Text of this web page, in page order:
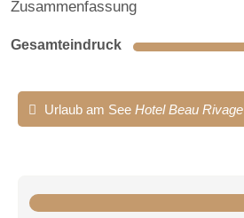
Zusammenfassung
Gesamteindruck
Urlaub am See Hotel Beau Rivage